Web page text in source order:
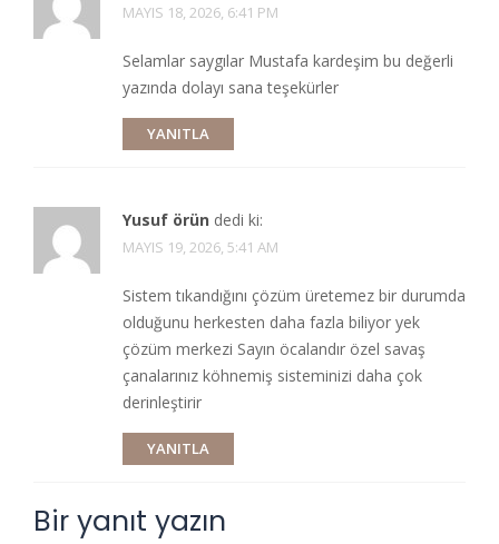
MAYIS 18, 2026, 6:41 PM
Selamlar saygılar Mustafa kardeşim bu değerli
yazında dolayı sana teşekürler
YANITLA
Yusuf örün dedi ki:
MAYIS 19, 2026, 5:41 AM
Sistem tıkandığını çözüm üretemez bir durumda
olduğunu herkesten daha fazla biliyor yek
çözüm merkezi Sayın öcalandır özel savaş
çanalarınız köhnemiş sisteminizi daha çok
derinleştirir
YANITLA
Bir yanıt yazın